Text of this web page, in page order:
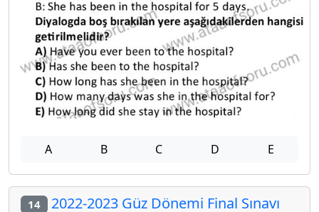
A B C D E
14 2022-2023 Güz Dönemi Final Sınavı